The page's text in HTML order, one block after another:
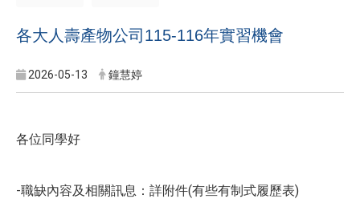
各大人壽產物公司115-116年實習機會
2026-05-13 鐘慧婷
各位同學好
-職缺內容及相關訊息：詳附件(有些有制式履歷表)